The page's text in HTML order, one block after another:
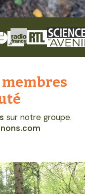
sur notre groupe.